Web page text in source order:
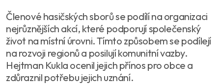
Členové hasičských sborů se podílí na organizaci
nejrůznějších akcí, které podporují společenský
život na místní úrovni. Tímto způsobem se podílejí
na rozvoji regionů a posilují komunitní vazby.
Hejtman Kukla ocenil jejich přínos pro obce a
zdůraznil potřebu jejich uznání.